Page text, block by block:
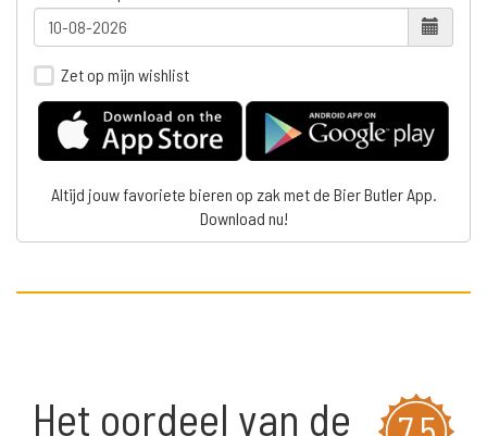
Zet op mijn wishlist
Altijd jouw favoriete bieren op zak met de Bier Butler App.
Download nu!
Het oordeel van de